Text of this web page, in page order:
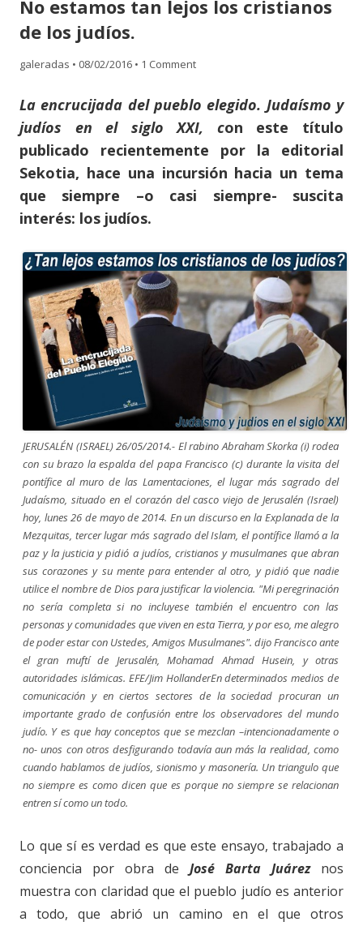
No estamos tan lejos los cristianos
de los judíos.
galeradas • 08/02/2016 • 1 Comment
La encrucijada del pueblo elegido. Judaísmo y
judíos en el siglo XXI, con este título
publicado recientemente por la editorial
Sekotia, hace una incursión hacia un tema
que siempre –o casi siempre- suscita
interés: los judíos.
JERUSALÉN (ISRAEL) 26/05/2014.- El rabino Abraham Skorka (i) rodea
con su brazo la espalda del papa Francisco (c) durante la visita del
pontífice al muro de las Lamentaciones, el lugar más sagrado del
Judaísmo, situado en el corazón del casco viejo de Jerusalén (Israel)
hoy, lunes 26 de mayo de 2014. En un discurso en la Explanada de la
Mezquitas, tercer lugar más sagrado del Islam, el pontífice llamó a la
paz y la justicia y pidió a judíos, cristianos y musulmanes que abran
sus corazones y su mente para entender al otro, y pidió que nadie
utilice el nombre de Dios para justificar la violencia. "Mi peregrinación
no sería completa si no incluyese también el encuentro con las
personas y comunidades que viven en esta Tierra, y por eso, me alegro
de poder estar con Ustedes, Amigos Musulmanes". dijo Francisco ante
el gran muftí de Jerusalén, Mohamad Ahmad Husein, y otras
autoridades islámicas. EFE/Jim HollanderEn determinados medios de
comunicación y en ciertos sectores de la sociedad procuran un
importante grado de confusión entre los observadores del mundo
judío. Y es que hay conceptos que se mezclan –intencionadamente o
no- unos con otros desfigurando todavía aun más la realidad, como
cuando hablamos de judíos, sionismo y masonería. Un triangulo que
no siempre es como dicen que es porque no siempre se relacionan
entren sí como un todo.
Lo que sí es verdad es que este ensayo, trabajado a
conciencia por obra de José Barta Juáreznos
muestra con claridad que el pueblo judío es anterior
a todo, que abrió un camino en el que otros